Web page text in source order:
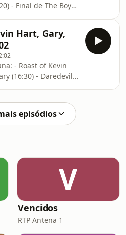
- Final de The Boys
Hart, Gary,
Kevin
(16:30) - Daredevil
episódios
V
Vencidos
RTP Antena 1